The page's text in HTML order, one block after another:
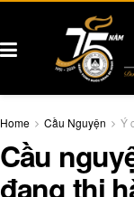
Home Cầu Nguyện Ý
Cầu
đang thi